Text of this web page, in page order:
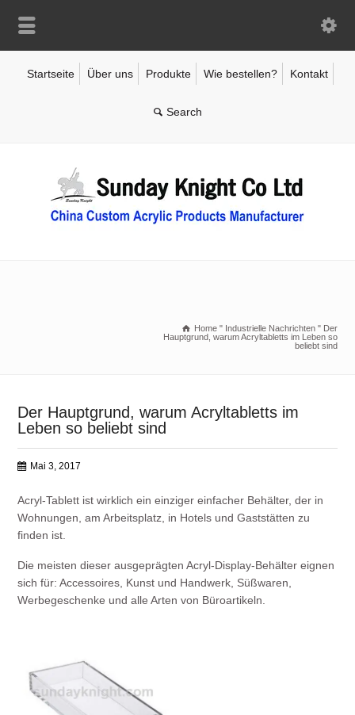
Startseite Über uns Produkte Wie bestellen? Kontakt
Home " Industrielle Nachrichten " Der
Hauptgrund, warum Acryltabletts im Leben so
beliebt sind
Der Hauptgrund, warum Acryltabletts im
Leben so beliebt sind
Mai 3, 2017
Acryl-Tablett ist wirklich ein einziger einfacher Behälter, der in
Wohnungen, am Arbeitsplatz, in Hotels und Gaststätten zu
finden ist.
Die meisten dieser ausgeprägten Acryl-Display-Behälter eignen
sich für: Accessoires, Kunst und Handwerk, Süßwaren,
Werbegeschenke und alle Arten von Büroartikeln.